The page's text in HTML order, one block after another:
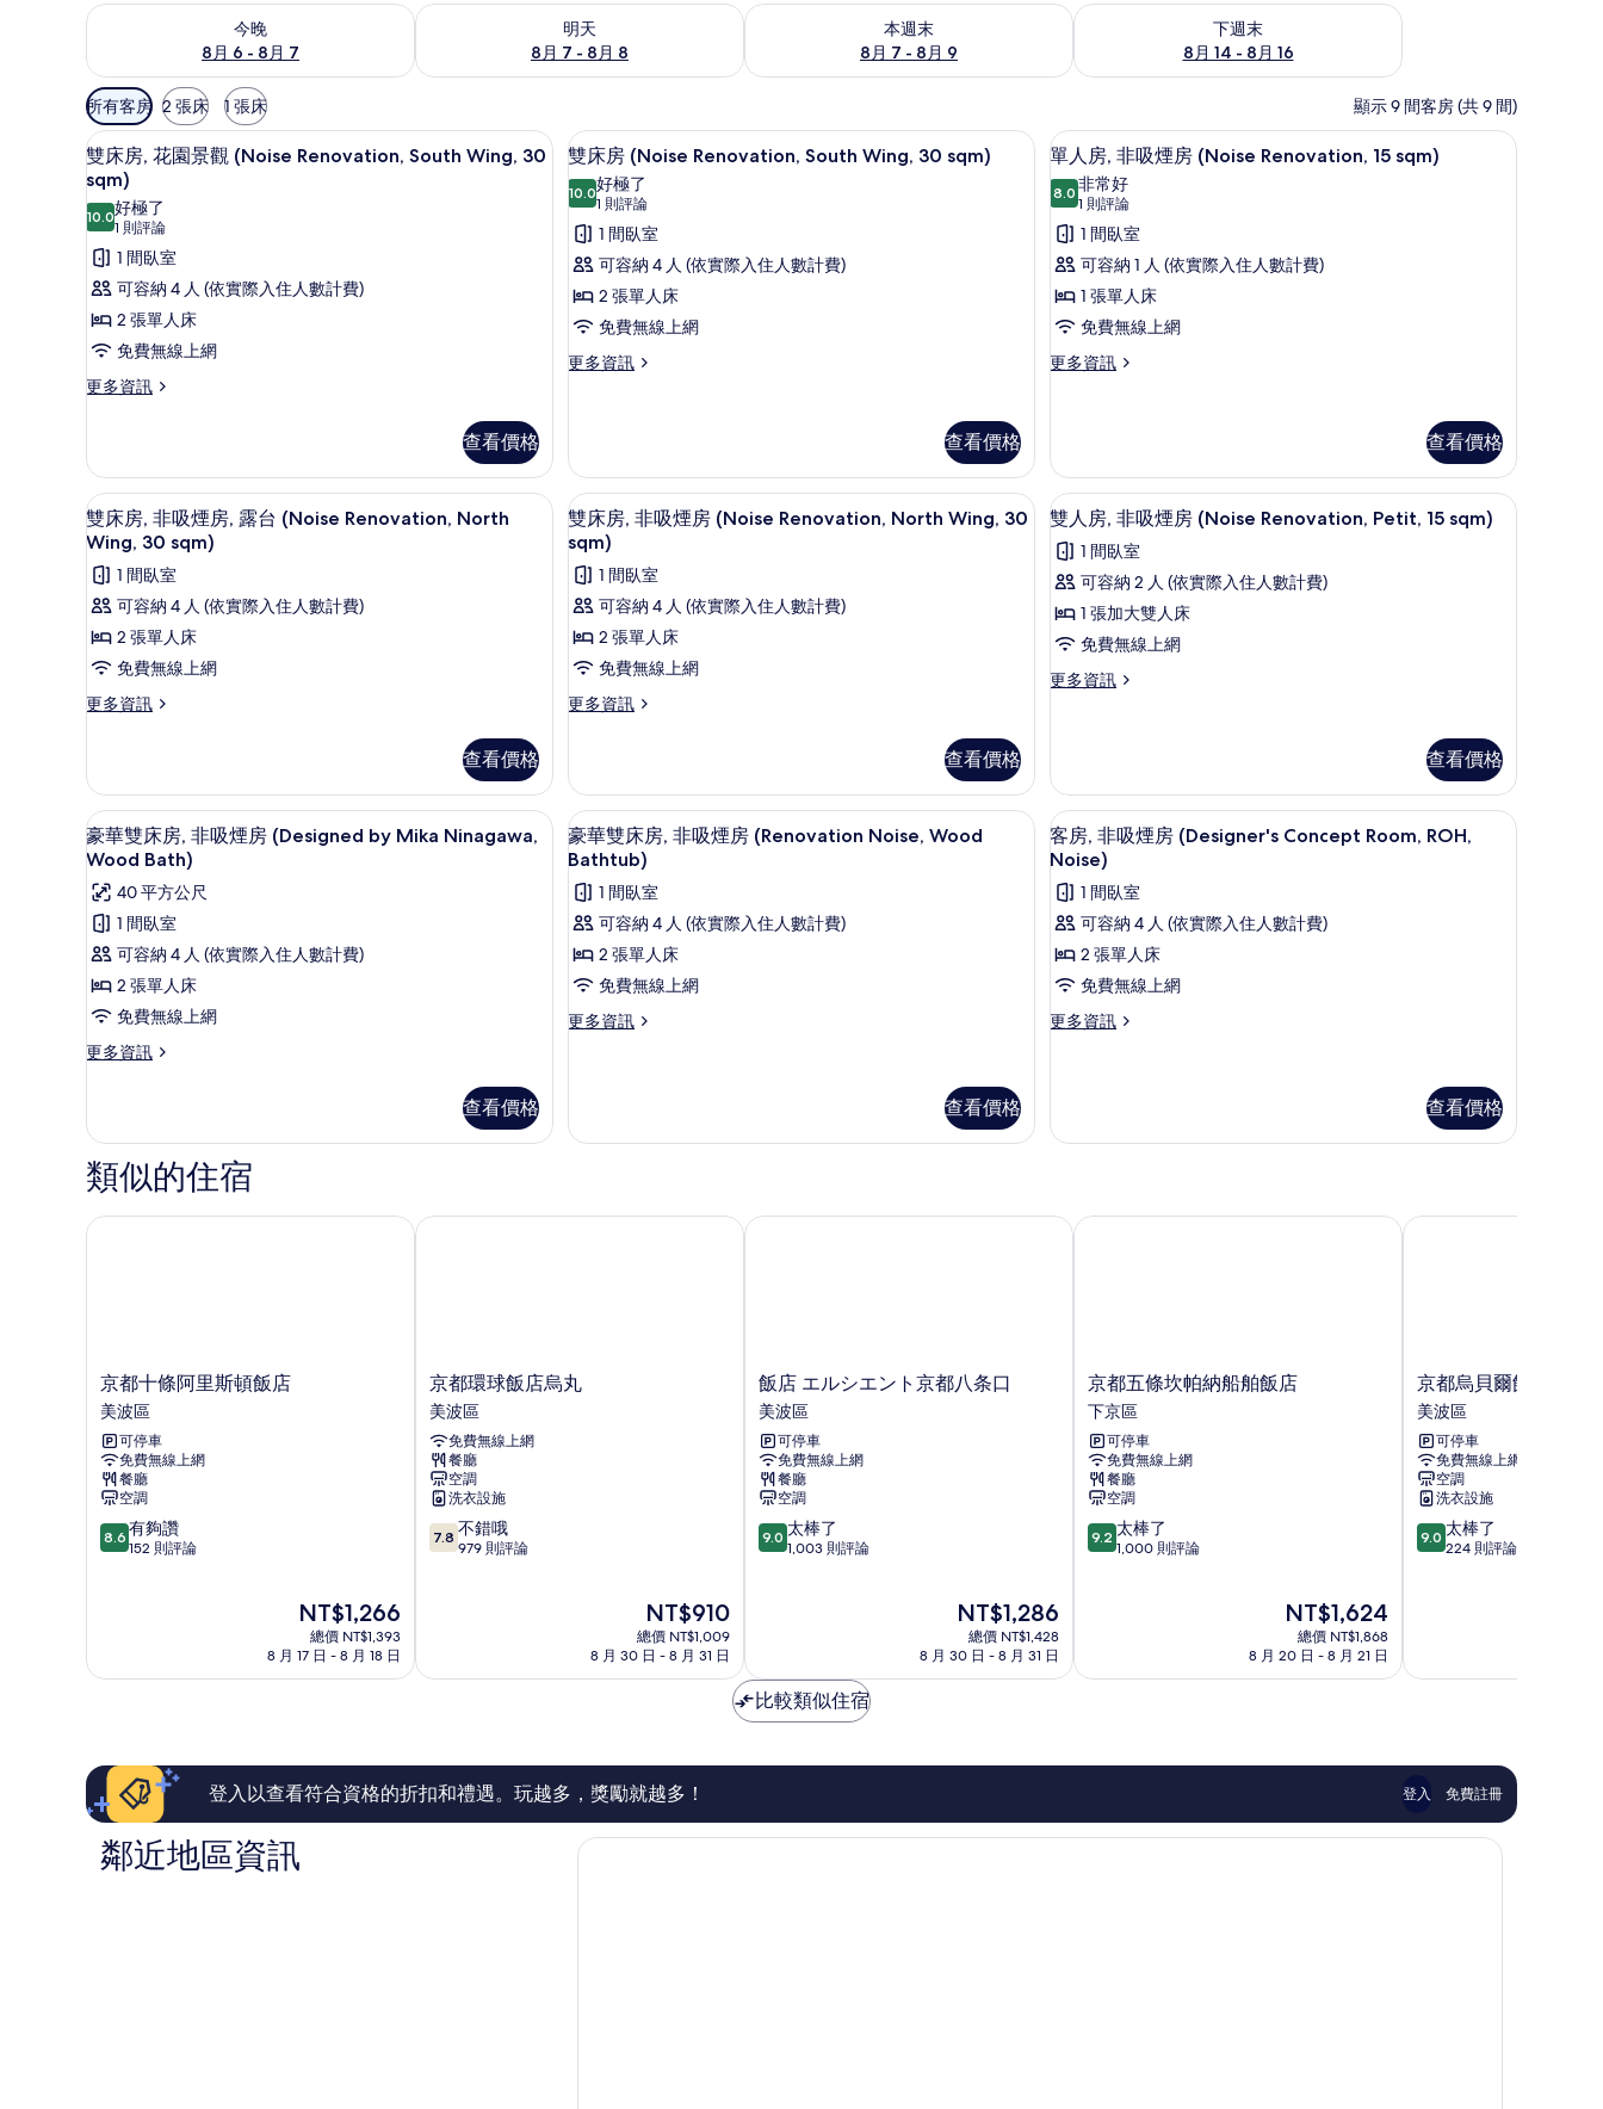
今晚
8月 6 - 8月 7
查看今晚 (8月 6 - 8月 7) 的供應情況
明天
8月 7 - 8月 8
查看明天 (8月 7 - 8月 8) 的供應情況
本週末
8月 7 - 8月 9
查看本週末 (8月 7 - 8月 9) 的供應情況
下週末
8月 14 - 8月 16
查看下週末 (8月 14 - 8月 16) 的供應情況
可
用
的
客
房
篩
選
條
件
所有客房 2 張床 1 張床 顯示 9 間客房 (共 9 間)
顯
示
雙
床
房,
花
園
景
觀
South
Wing,
30
sqm)
的
所
有
相
片
書桌、遮光布/窗簾、熨斗/熨衣板、免費無線上網
1
雙床房, 花園景觀 (Noise Renovation, South Wing, 30
sqm)
10.010.0 分，滿分 10 分
好極了
1 則評論
(1
則
評
論)
1 間臥室
可容納 4 人 (依實際入住人數計費)
2 張單人床
免費無線上網
更多資訊
更
房,
花
園
景
(Noise
Renovation,
South
Wing,
30
的
查看價格
顯
示
雙
床
房
(Noise
Renovation,
South
Wing,
的
所
有
相
片
書桌、遮光布/窗簾、熨斗/熨衣板、免費無線上網
1
雙床房 (Noise Renovation, South Wing, 30 sqm)
10.010.0 分，滿分 10 分
好極了
1 則評論
(1
則
評
論)
1 間臥室
可容納 4 人 (依實際入住人數計費)
2 張單人床
免費無線上網
更多資訊
更
(Noise
Renovation,
South
Wing,
30
sqm)
的
詳
情
查看價格
顯
示
單
人
房,
非
吸
煙
15
sqm)
的
所
有
相
片
單人房, 非吸煙房 (Noise Renovation, 15
1
單人房, 非吸煙房 (Noise Renovation, 15 sqm)
8.08.0 分，滿分 10 分
非常好
1 則評論
(1
則
評
論)
1 間臥室
可容納 1 人 (依實際入住人數計費)
1 張單人床
免費無線上網
更多資訊
更
非
吸
煙
房
(Noise
Renovation,
sqm)
的
情
查看價格
顯
示
雙
床
房,
非
吸
露
台
(Noise
Renovation,
North
Wing,
30
sqm)
的
所
片
書桌、遮光布/窗簾、熨斗/熨衣板、免費無線上網
1
雙床房, 非吸煙房, 露台 (Noise Renovation, North
Wing, 30 sqm)
1 間臥室
可容納 4 人 (依實際入住人數計費)
2 張單人床
免費無線上網
更多資訊
更
房,
非
吸
煙
露
台
(Noise
Renovation,
North
Wing,
30
sqm)
的
查看價格
顯
示
雙
床
房,
非
吸
(Noise
Renovation,
North
Wing,
30
sqm)
的
所
有
書桌、遮光布/窗簾、熨斗/熨衣板、免費無線上網
1
雙床房, 非吸煙房 (Noise Renovation, North Wing, 30
sqm)
1 間臥室
可容納 4 人 (依實際入住人數計費)
2 張單人床
免費無線上網
更多資訊
更
房,
非
吸
煙
(Noise
Renovation,
North
Wing,
30
的
查看價格
顯
示
雙
人
房,
吸
(Noise
Renovation,
Petit,
15
sqm)
的
所
有
相
書桌、遮光布/窗簾、熨斗/熨衣板、免費無線
1
雙人房, 非吸煙房 (Noise Renovation, Petit, 15 sqm)
1 間臥室
可容納 2 人 (依實際入住人數計費)
1 張加大雙人床
免費無線上網
更多資訊
更
非
吸
煙
房
(Noise
Renovation,
Petit,
15
sqm)
的
情
查看價格
顯
示
豪
華
雙
床
房,
非
房
(Designed
by
Mika
有
相
片
豪華雙床房, 非吸煙房 (Designed by Mika Ninagawa, Wood Bath) | 書桌、遮光布/窗簾、熨斗/熨衣板、免費無線上網
1
豪華雙床房, 非吸煙房 (Designed by Mika Ninagawa,
Wood Bath)
40 平方公尺
1 間臥室
可容納 4 人 (依實際入住人數計費)
2 張單人床
免費無線上網
更多資訊
更
雙
床
房,
非
吸
Wood
Bath)
情
查看價格
顯
示
豪
華
雙
床
房,
房
Wood
相
片
豪華雙床房, 非吸煙房 (Renovation Noise, Wood Bathtub) | 書桌、遮光布/窗簾、熨斗/熨衣板、免費無線上網
1
豪華雙床房, 非吸煙房 (Renovation Noise, Wood
Bathtub)
1 間臥室
可容納 4 人 (依實際入住人數計費)
2 張單人床
免費無線上網
更多資訊
更
床
房,
煙
情
查看價格
顯
示
客
房,
非
吸
煙
Room,
ROH,
的
客房, 非吸煙房 (Designer's Concept Room,
1
客房, 非吸煙房 (Designer's Concept Room, ROH,
Noise)
1 間臥室
可容納 4 人 (依實際入住人數計費)
2 張單人床
免費無線上網
更多資訊
更
吸
煙
Concept
Room,
查看價格
類似的住宿
京
都
十
條
阿
里
斯
頓
飯
京都十條阿里斯頓飯店
美波區
可停車
免費無線上網
餐廳
空調
8.6
分，
夠
評
論
8.6 有夠讚
152 則評論
現
在
價
NT$1,266
總價 NT$1,393
8 月 17 日 - 8 月 18 日
京都十條阿里斯頓飯店
京
都
環
球
飯
店
烏
丸
美
京都環球飯店烏丸
美波區
免費無線上網
餐廳
空調
洗衣設施
7.8
分，
錯
評
論
7.8 不錯哦
979 則評論
現
在
價
NT$910
總價 NT$1,009
8 月 30 日 - 8 月 31 日
京都環球飯店烏丸
飯
店
エ
ル
シ
エ
ン
ト
京
波
區
飯店 エルシエント京都八条口
美波區
可停車
免費無線上網
餐廳
空調
9.0
分，
棒
了，
1,003
評
9.0 太棒了
1,003 則評論
現
在
價
NT$1,286
總價 NT$1,428
8 月 30 日 - 8 月 31 日
飯店 エルシエント京都八条口
京
都
五
條
坎
帕
納
船
舶
京都五條坎帕納船舶飯店
下京區
可停車
免費無線上網
餐廳
空調
9.2
分，
棒
評
9.2 太棒了
1,000 則評論
現
在
價
NT$1,624
總價 NT$1,868
8 月 20 日 - 8 月 21 日
京都五條坎帕納船舶飯店
京
都
烏
貝
爾
飯
店
美
波
京都烏貝爾飯店
美波區
可停車
免費無線上網
空調
洗衣設施
9.0
分，
棒
評
論
9.0 太棒了
224 則評論
京都烏貝爾飯店
比較類似住宿
登入以查看符合資格的折扣和禮遇。玩越多，獎勵就越多！ 登入 免費註冊
鄰近地區資訊